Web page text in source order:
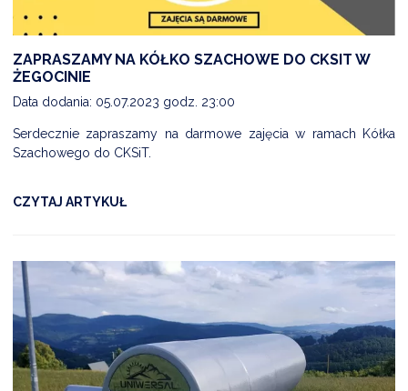
ZAPRASZAMY NA KÓŁKO SZACHOWE DO CKSIT W
ŻEGOCINIE
Data dodania: 05.07.2023 godz. 23:00
Serdecznie zapraszamy na darmowe zajęcia w ramach Kółka
Szachowego do CKSiT.
CZYTAJ ARTYKUŁ